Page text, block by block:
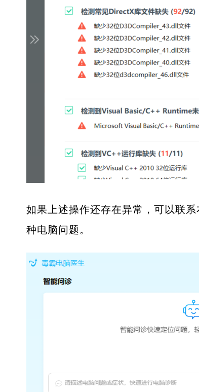
如果上述操作还存在异常，可以联系
种电脑问题。